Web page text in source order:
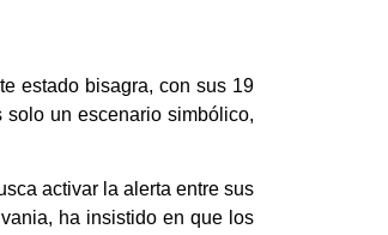
estado bisagra, con sus 19
un escenario simbólico,
activar la alerta entre sus
ha insistido en que los